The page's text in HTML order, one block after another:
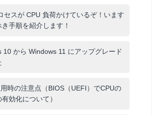
セスが CPU 負荷かけているぞ！います
手順を紹介します！
10 から Windows 11 にアップグレード
時の注意点（BIOS（UEFI）でCPUの
効化について）